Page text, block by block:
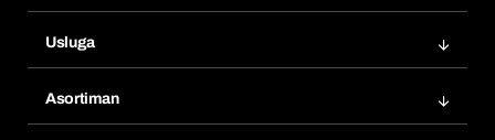
Popisi želja
Ponovno naručivanje
Usluga
Asortiman